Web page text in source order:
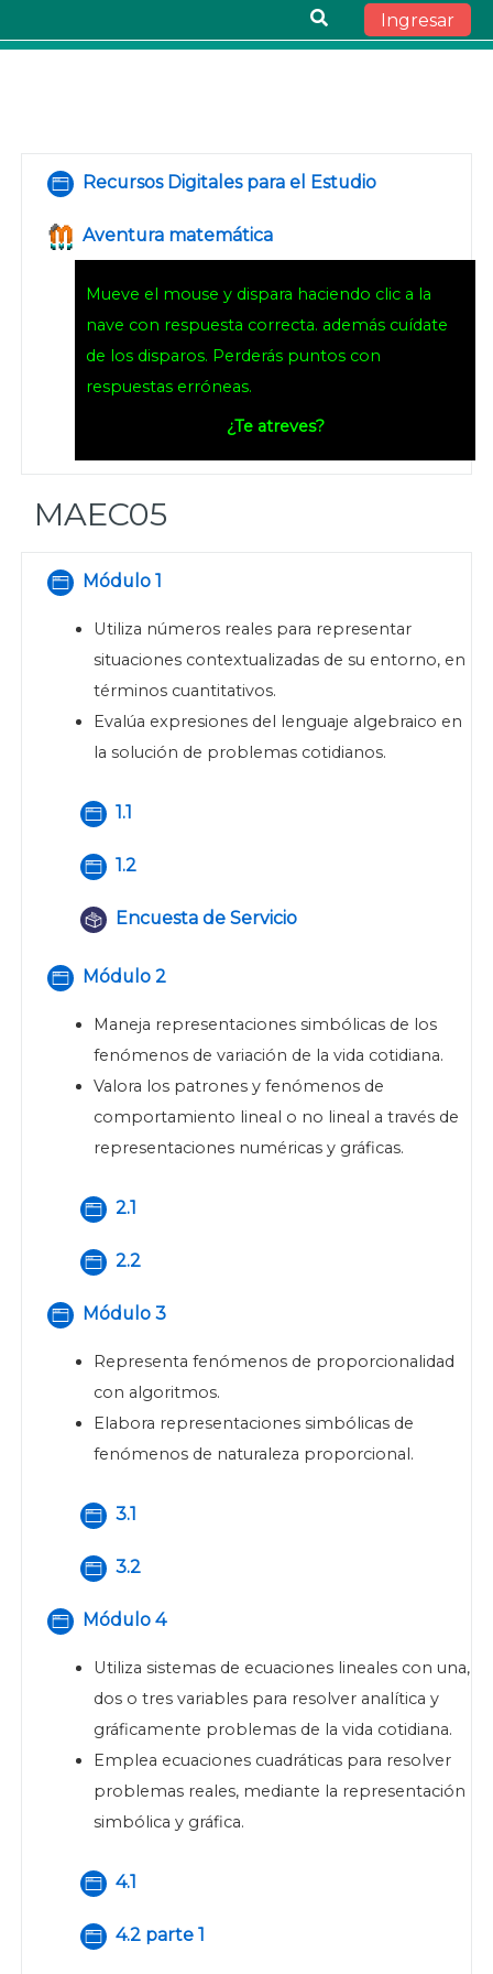
Ingresar
General
Recursos Digitales para el Estudio
Página
Aventura matemáticaExamenventura
Mueve el mouse y dispara haciendo clic a la
nave con respuesta correcta. además cuídate
de los disparos. Perderás puntos con
respuestas erróneas.
¿Te atreves?
MAEC05
MAEC05
Módulo 1
Página
Utiliza números reales para representar
situaciones contextualizadas de su entorno, en
términos cuantitativos.
Evalúa expresiones del lenguaje algebraico en
la solución de problemas cotidianos.
1.1
Página
1.2
Página
Encuesta de ServicioRetroalimentación
Módulo 2
Página
Maneja representaciones simbólicas de los
fenómenos de variación de la vida cotidiana.
Valora los patrones y fenómenos de
comportamiento lineal o no lineal a través de
representaciones numéricas y gráficas.
2.1
Página
2.2
Página
Módulo 3
Página
Representa fenómenos de proporcionalidad
con algoritmos.
Elabora representaciones simbólicas de
fenómenos de naturaleza proporcional.
3.1
Página
3.2
Página
Módulo 4
Página
Utiliza sistemas de ecuaciones lineales con una,
dos o tres variables para resolver analítica y
gráficamente problemas de la vida cotidiana.
Emplea ecuaciones cuadráticas para resolver
problemas reales, mediante la representación
simbólica y gráfica.
4.1
Página
4.2 parte 1
Página